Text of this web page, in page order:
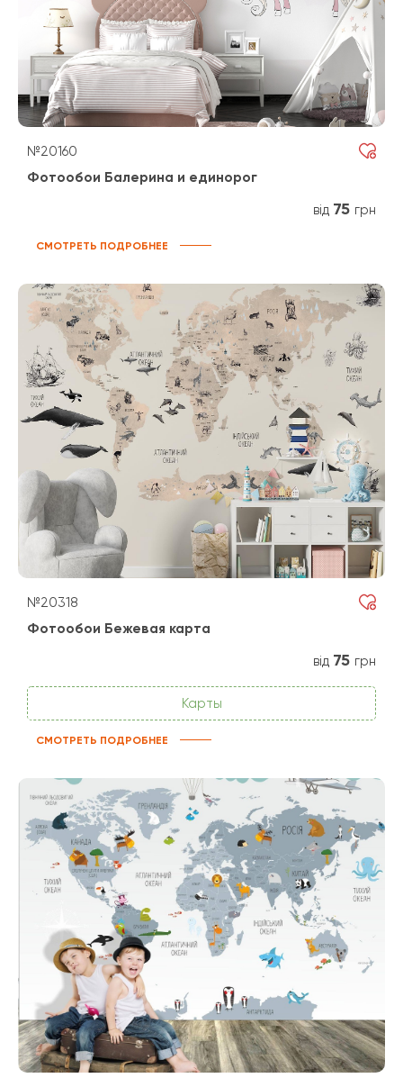
№20160
Фотообои Балерина и единорог
від 75 грн
СМОТРЕТЬ ПОДРОБНЕЕ
№20318
Фотообои Бежевая карта
від 75 грн
Карты
СМОТРЕТЬ ПОДРОБНЕЕ